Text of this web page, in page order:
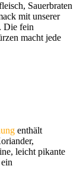
Sauerbraten
mit unserer
. Die fein
macht jede
enthält
leicht pikante